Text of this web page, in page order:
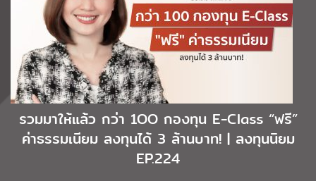
รวมมาให้แล้ว กว่า 1OO กองทุน E-Class “ฟรี”
ค่าธรรมเนียม ลงทุนได้ 3 ล้านบาท! | ลงทุนนิยม
EP.224